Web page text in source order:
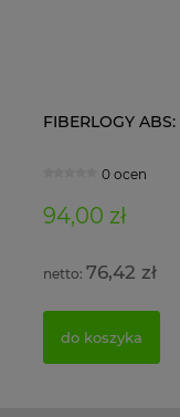
FIBERLOGY
0 ocen
94,00 zł
76,42 zł
do koszyka